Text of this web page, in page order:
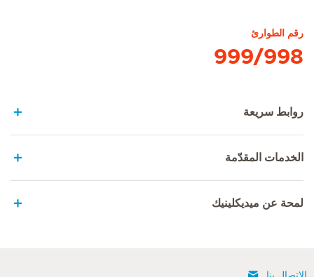
رقم الطوارئ
999/998
روابط سريعة
الخدمات المقدّمة
لمحة عن ميديكلينيك